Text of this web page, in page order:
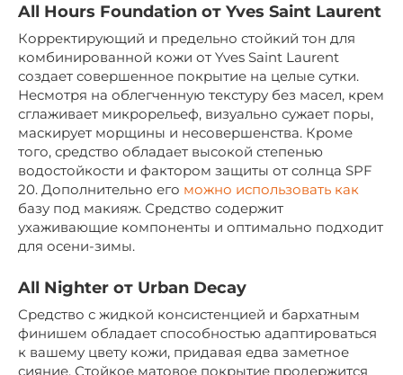
All Hours Foundation от Yves Saint Laurent
Корректирующий и предельно стойкий тон для
комбинированной кожи от Yves Saint Laurent
создает совершенное покрытие на целые сутки.
Несмотря на облегченную текстуру без масел, крем
сглаживает микрорельеф, визуально сужает поры,
маскирует морщины и несовершенства. Кроме
того, средство обладает высокой степенью
водостойкости и фактором защиты от солнца SPF
20. Дополнительно его можно использовать как
базу под макияж. Средство содержит
ухаживающие компоненты и оптимально подходит
для осени-зимы.
All Nighter от Urban Decay
Средство с жидкой консистенцией и бархатным
финишем обладает способностью адаптироваться
к вашему цвету кожи, придавая едва заметное
сияние. Стойкое матовое покрытие продержится